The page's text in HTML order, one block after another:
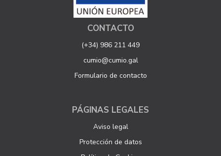
CONTACTO
(+34) 986 211 449
cumio@cumio.gal
Formulario de contacto
PÁGINAS LEGALES
Aviso legal
Protección de datos